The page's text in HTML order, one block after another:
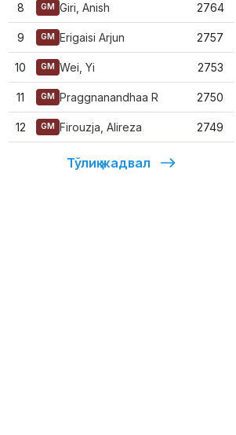
8 GM Giri, Anish 2764
9 GM Erigaisi Arjun 2757
10 GM Wei, Yi 2753
11 GM Praggnanandhaa R 2750
12 GM Firouzja, Alireza 2749
Тўлиқ жадвал